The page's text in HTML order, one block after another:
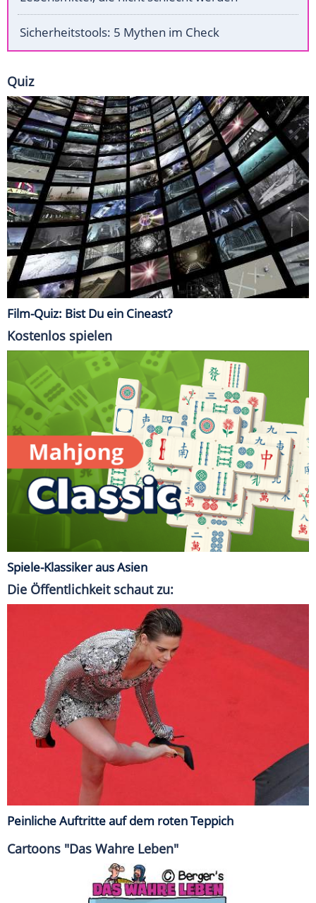
Sicherheitstools: 5 Mythen im Check
Quiz
Film-Quiz: Bist Du ein Cineast?
Kostenlos spielen
Spiele-Klassiker aus Asien
Die Öffentlichkeit schaut zu:
Peinliche Auftritte auf dem roten Teppich
Cartoons "Das Wahre Leben"